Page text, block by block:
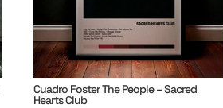
Cuadro Foster The People – Sacred
Hearts Club